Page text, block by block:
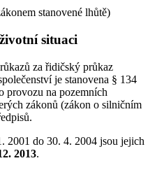
stanovené lhůtě)
situaci
za řidičský průkaz
je stanovena § 134
provozu na pozemních
zákonů (zákon o silničním
2001 do 30. 4. 2004 jsou jejich
2013.